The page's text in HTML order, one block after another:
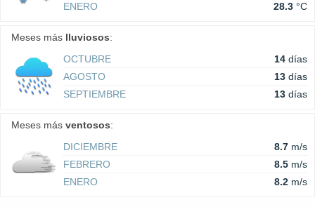
ENERO
28.3 °C
Meses más lluviosos:
OCTUBRE
14 días
AGOSTO
13 días
SEPTIEMBRE
13 días
Meses más ventosos:
DICIEMBRE
8.7 m/s
FEBRERO
8.5 m/s
ENERO
8.2 m/s